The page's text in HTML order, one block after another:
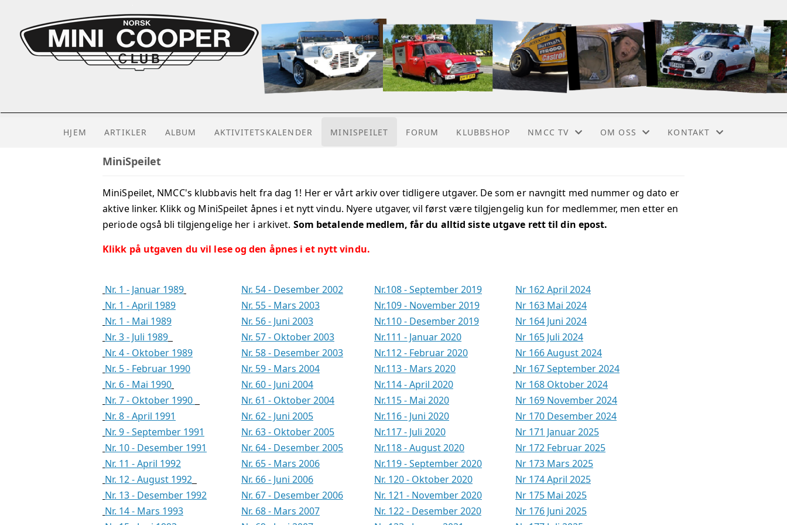
HJEM ARTIKLER ALBUM AKTIVITETSKALENDER MINISPEILET FORUM KLUBBSHOP NMCC TV
NMCC LIVE
OM OSS
VEDTEKTER
SAMARBEIDSPARTNERE
KONTAKT
STYRET
MiniSpeilet
MiniSpeilet, NMCC's klubbavis helt fra dag 1! Her er vårt arkiv over tidligere utgaver. De som er navngitt med nummer og dato er
aktive linker. Klikk og MiniSpeilet åpnes i et nytt vindu. Nyere utgaver, vil først være tilgjengelig kun for medlemmer, men etter en
periode også bli tilgjengelige her i arkivet. Som betalende medlem, får du alltid siste utgave rett til din epost.
Klikk på utgaven du vil lese og den åpnes i et nytt vindu.
Nr. 1 - Januar 1989 Nr. 54 - Desember 2002 Nr.108 - September 2019
Nr 162 April 2024
Nr. 1 - April 1989
Nr. 55 - Mars 2003 Nr.109 - November 2019
Nr 163 Mai 2024
Nr. 1 - Mai 1989
Nr. 56 - Juni 2003 Nr.110 - Desember 2019
Nr 164 Juni 2024
Nr. 3 - Juli 1989
Nr. 57 - Oktober 2003 Nr.111 - Januar 2020
Nr 165 Juli 2024
Nr. 4 - Oktober 1989
Nr. 58 - Desember 2003 Nr.112 - Februar 2020
Nr 166 August 2024
Nr. 5 - Februar 1990
Nr. 59 - Mars 2004 Nr.113 - Mars 2020
Nr 167 September 2024
Nr. 6 - Mai 1990
Nr. 60 - Juni 2004 Nr.114 - April 2020
Nr 168 Oktober 2024
Nr. 7 - Oktober 1990
Nr. 61 - Oktober 2004 Nr.115 - Mai 2020
Nr 169 November 2024
Nr. 8 - April 1991
Nr. 62 - Juni 2005 Nr.116 - Juni 2020
Nr 170 Desember 2024
Nr. 9 - September 1991
Nr. 63 - Oktober 2005 Nr.117 - Juli 2020
Nr 171 Januar 2025
Nr. 10 - Desember 1991
Nr. 64 - Desember 2005 Nr.118 - August 2020
Nr 172 Februar 2025
Nr. 11 - April 1992
Nr. 65 - Mars 2006 Nr.119 - September 2020
Nr 173 Mars 2025
Nr. 12 - August 1992
Nr. 66 - Juni 2006 Nr. 120 - Oktober 2020
Nr 174 April 2025
Nr. 13 - Desember 1992
Nr. 67 - Desember 2006 Nr. 121 - November 2020
Nr 175 Mai 2025
Nr. 14 - Mars 1993
Nr. 68 - Mars 2007 Nr. 122 - Desember 2020
Nr 176 Juni 2025